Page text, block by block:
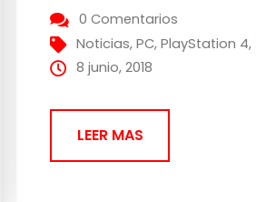
de la historia de uno de los
famosos del videojuego junto
modos de juego que
0 Comentarios
Noticias,PC,PlayStation 4,
8 junio, 2018
LEER MAS